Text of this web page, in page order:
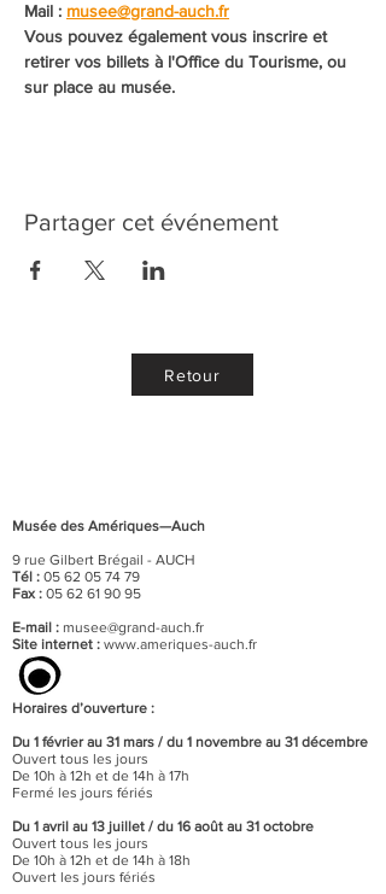
Mail : musee@grand-auch.fr
Vous pouvez également vous inscrire et
retirer vos billets à l'Office du Tourisme, ou
sur place au musée.
Partager cet événement
Retour
Musée des Amériques—Auch
9 rue Gilbert Brégail - AUCH
Tél : 05 62 05 74 79
Fax : 05 62 61 90 95
E-mail : musee@grand-auch.fr
Site internet : www.ameriques-auch.fr
Horaires d’ouverture :
Du 1 février au 31 mars / du 1 novembre au 31 décembre
Ouvert tous les jours
De 10h à 12h et de 14h à 17h
Fermé les jours fériés
Du 1 avril au 13 juillet / du 16 août au 31 octobre
Ouvert tous les jours
De 10h à 12h et de 14h à 18h
Ouvert les jours fériés